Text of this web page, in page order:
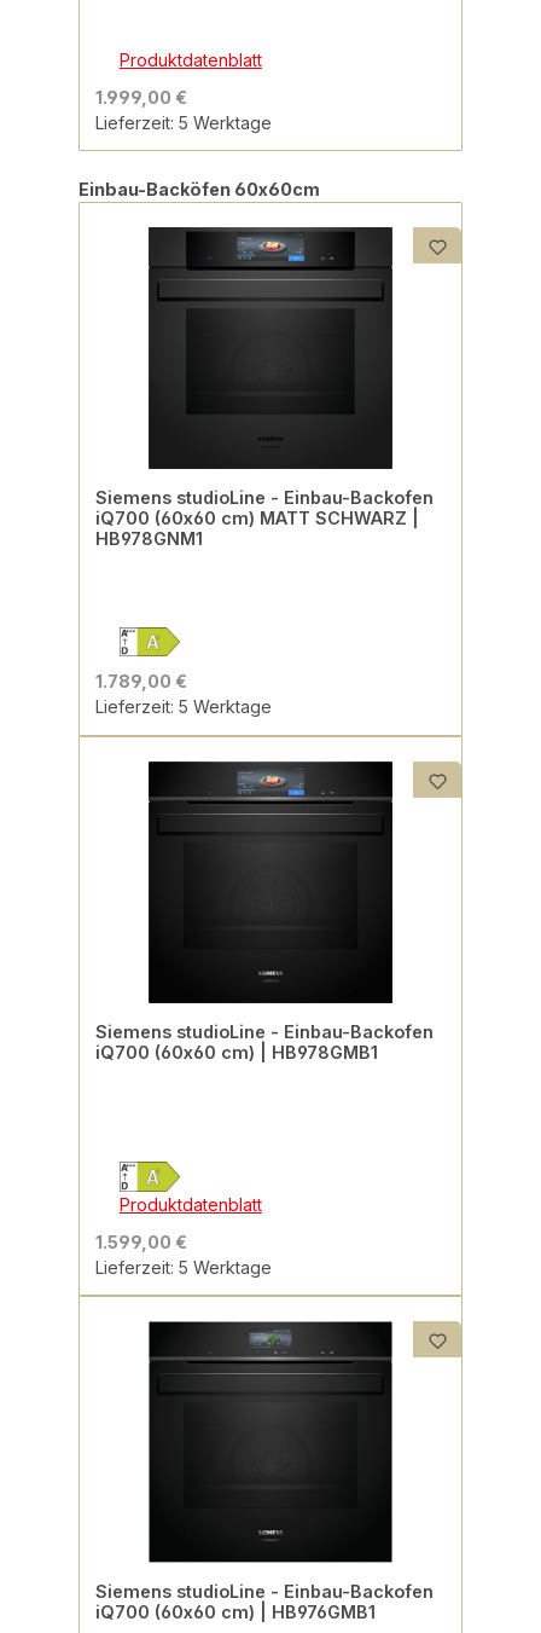
Produktdatenblatt
1.999,00 €
Lieferzeit: 5 Werktage
Produktgalerie überspringen
Einbau-Backöfen 60x60cm
Siemens studioLine - Einbau-Backofen
iQ700 (60x60 cm) MATT SCHWARZ |
HB978GNM1
1.789,00 €
Lieferzeit: 5 Werktage
Siemens studioLine - Einbau-Backofen
iQ700 (60x60 cm) | HB978GMB1
Produktdatenblatt
1.599,00 €
Lieferzeit: 5 Werktage
Siemens studioLine - Einbau-Backofen
iQ700 (60x60 cm) | HB976GMB1